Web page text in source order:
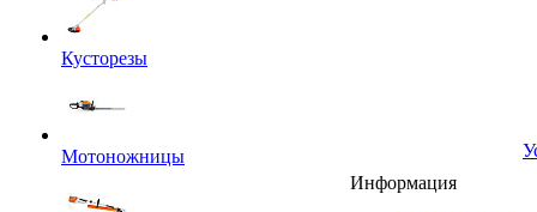
Кусторезы
Мотоножницы
Информация